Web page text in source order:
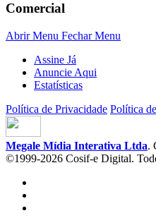
Comercial
Abrir Menu Fechar Menu
Assine Já
Anuncie Aqui
Estatísticas
Política de Privacidade Política
Megale Mídia Interativa Ltda.
©1999-2026 Cosif-e Digital.